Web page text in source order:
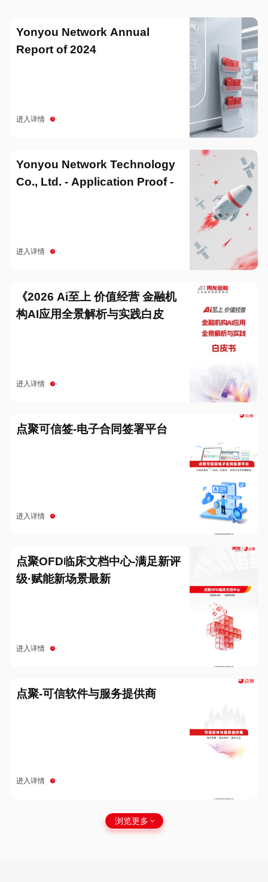
Yonyou Network Annual
Report of 2024
进入详情
Yonyou Network Technology
Co., Ltd. - Application Proof -
进入详情
《2026 Ai至上 价值经营 金融机
构AI应用全景解析与实践白皮
进入详情
点聚可信签-电子合同签署平台
进入详情
点聚OFD临床文档中心-满足新评
级·赋能新场景最新
进入详情
点聚-可信软件与服务提供商
进入详情
浏览更多